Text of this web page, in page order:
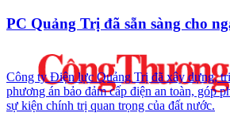
PC Quảng Trị đã sẵn sàng cho
Công ty Điện lực Quảng Trị đã xây dựng,
phương án bảo đảm cấp điện an toàn, góp
sự kiện chính trị quan trọng của đất nước.